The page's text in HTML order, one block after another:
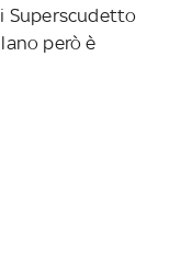
Superscudetto
però è